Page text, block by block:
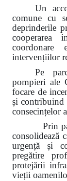
Un
comune cu
deprinderile
cooperarea
intervențiilor
Pe
pompieri ale
focare de
și contribuind
consecințelor
Prin
consolidează
urgență și
pregătire
protejării
vieții